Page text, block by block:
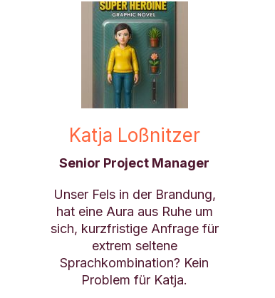
Katja Loßnitzer
Senior Project Manager
Unser Fels in der Brandung,
hat eine Aura aus Ruhe um
sich, kurzfristige Anfrage für
extrem seltene
Sprachkombination? Kein
Problem für Katja.